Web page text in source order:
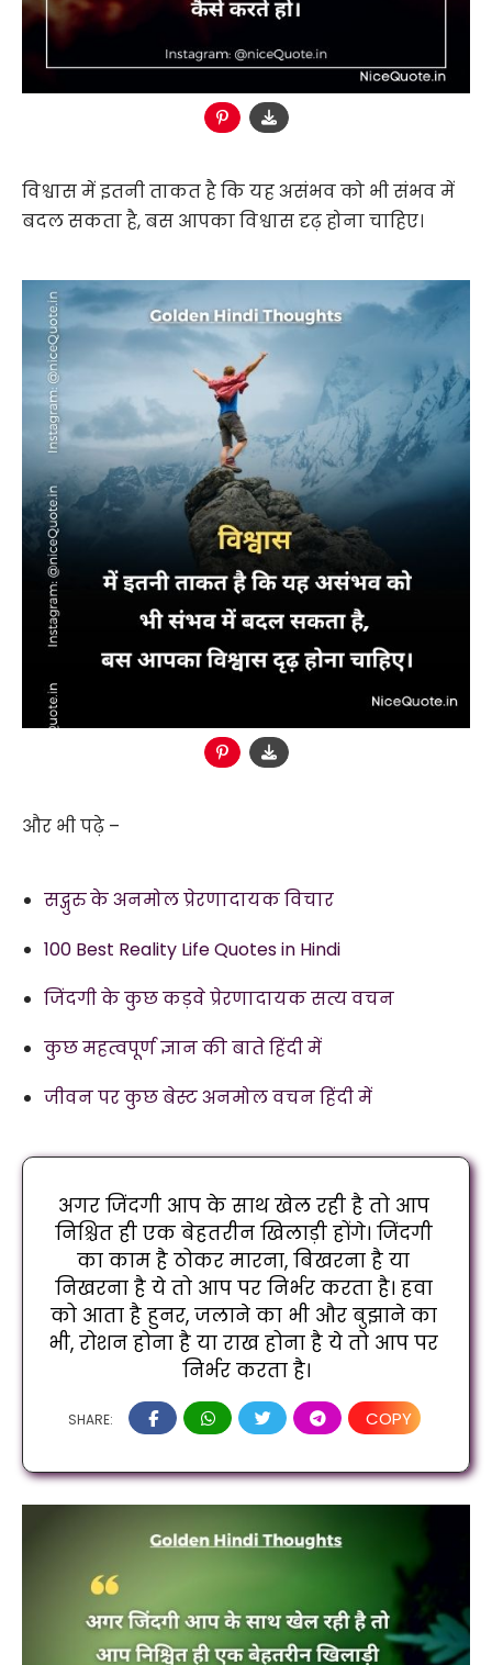
विश्वास में इतनी ताकत है कि यह असंभव को भी संभव में
बदल सकता है, बस आपका विश्वास दृढ़ होना चाहिए।
और भी पढ़े –
सद्गुरु के अनमोल प्रेरणादायक विचार
100 Best Reality Life Quotes in Hindi
जिंदगी के कुछ कड़वे प्रेरणादायक सत्य वचन
कुछ महत्वपूर्ण ज्ञान की बाते हिंदी में
जीवन पर कुछ बेस्ट अनमोल वचन हिंदी में
अगर जिंदगी आप के साथ खेल रही है तो आप
निश्चित ही एक बेहतरीन खिलाड़ी होंगे। जिंदगी
का काम है ठोकर मारना, बिखरना है या
निखरना है ये तो आप पर निर्भर करता है। हवा
को आता है हुनर, जलाने का भी और बुझाने का
भी, रोशन होना है या राख होना है ये तो आप पर
निर्भर करता है।
SHARE: COPY